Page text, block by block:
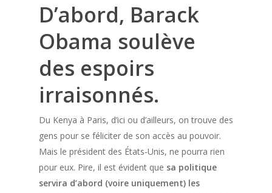
D’abord, Barack
Obama soulève
des espoirs
irraisonnés.
Du Kenya à Paris, d’ici ou d’ailleurs, on trouve des
gens pour se féliciter de son accès au pouvoir.
Mais le président des États-Unis, ne pourra rien
pour eux. Pire, il est évident que sa politique
servira d’abord (voire uniquement) les